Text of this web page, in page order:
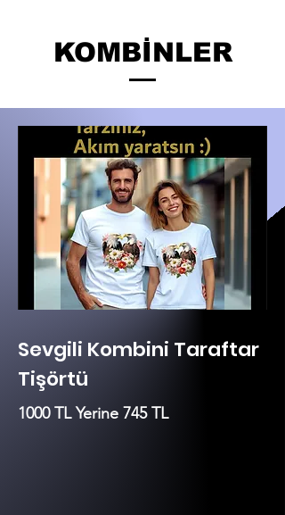
KOMBİNLER
Sevgili Kombini Taraftar
Tişörtü
1000 TL Yerine 745 TL